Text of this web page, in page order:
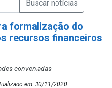
formalização do
recursos financeiros
conveniadas
em: 30/11/2020